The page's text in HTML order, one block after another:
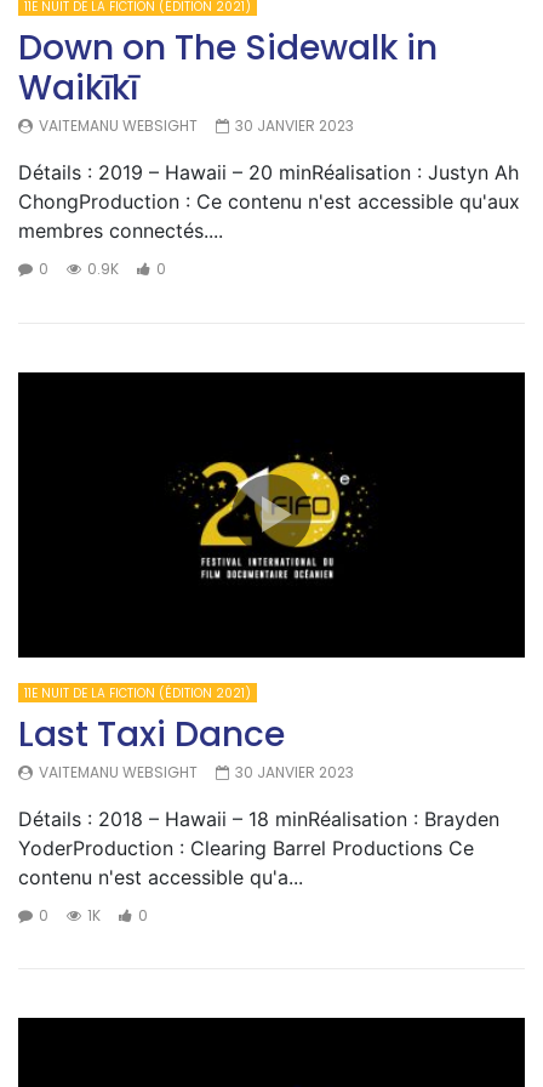
11E NUIT DE LA FICTION (ÉDITION 2021)
Down on The Sidewalk in
Waikīkī
VAITEMANU WEBSIGHT 30 JANVIER 2023
Détails : 2019 – Hawaii – 20 minRéalisation : Justyn Ah
ChongProduction : Ce contenu n'est accessible qu'aux
membres connectés....
0 0.9K 0
11E NUIT DE LA FICTION (ÉDITION 2021)
Last Taxi Dance
VAITEMANU WEBSIGHT 30 JANVIER 2023
Détails : 2018 – Hawaii – 18 minRéalisation : Brayden
YoderProduction : Clearing Barrel Productions Ce
contenu n'est accessible qu'a...
0 1K 0